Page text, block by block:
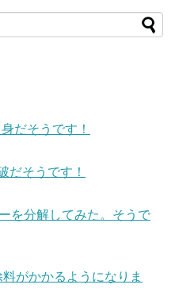
だそうです！
だそうです！
を分解してみた。そうで
がかかるようになりま